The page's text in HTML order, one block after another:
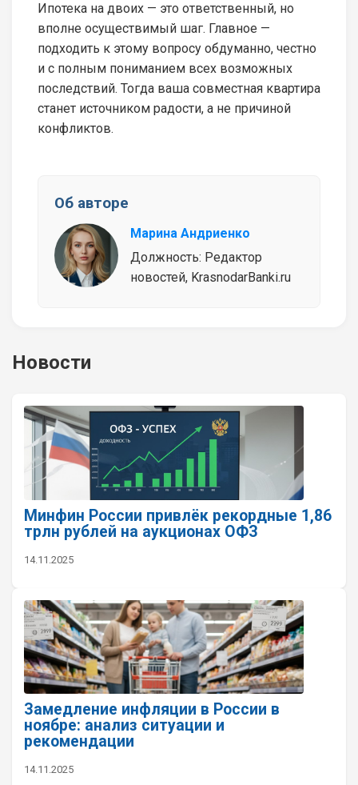
Ипотека на двоих — это ответственный, но
вполне осуществимый шаг. Главное —
подходить к этому вопросу обдуманно, честно
и с полным пониманием всех возможных
последствий. Тогда ваша совместная квартира
станет источником радости, а не причиной
конфликтов.
Об авторе
Марина Андриенко
Должность: Редактор
новостей, KrasnodarBanki.ru
Новости
Минфин России привлёк рекордные 1,86
трлн рублей на аукционах ОФЗ
14.11.2025
Замедление инфляции в России в
ноябре: анализ ситуации и
рекомендации
14.11.2025